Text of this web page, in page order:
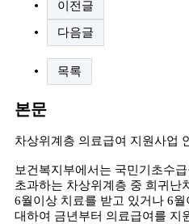
이전글
다음글
목록
본문
차상위계층 의료급여 지원사업
보건복지부에서는 국민기초수
초과하는 차상위계층 중 희귀난
6월이상 치료를 받고 있거나 6월
대하여 금년부터 의료급여를 지